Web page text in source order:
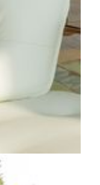
宿泊スタイル
！ニューヨーク
M Towerの最上
イナミックな空間
、専用チェック
ービスが受けら
ただけます。ここ
しみください。